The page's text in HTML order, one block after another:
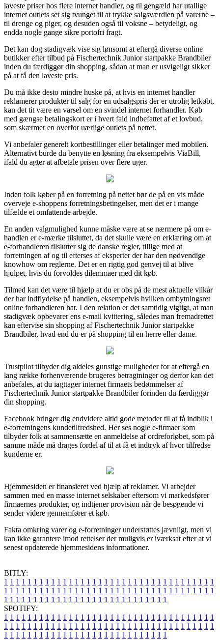
laveste priser hos flere internet handler, og til gengæld har utallige
internet outlets set sig tvunget til at trykke salgsværdien på varerne –
til drenge og piger, og desuden også til voksne – betydeligt, og
endda nogle gange sikre portofri fragt.
Det kan dog stadigvæk vise sig lønsomt at eftergå diverse online
butikker efter tilbud på Fischertechnik Junior startpakke Brandbiler
inden du færdiggør din shopping, sådan at man er usvigeligt sikker
på at få den laveste pris.
Du må ikke desto mindre huske på, at hvis en internet handler
reklamerer produkter til salg for en udsalgspris der er utrolig letkøbt,
kan det tit være en varsel om en svindel internet forhandler. Køb
med gængse betalingskort er i hvert fald indbefattet af et lovbud,
som skærmer en overfor uærlige outlets på nettet.
Vi anbefaler generelt kortbestillinger eller betalinger med mobilen.
Alternativt burde du benytte en løsning fra eksempelvis ViaBill,
ifald du agter at afbetale prisen over flere uger.
Inden folk køber på en forretning på nettet bør de på en vis måde
overveje e-shoppens forretningsbetingelser, men det er i mange
tilfælde et omfattende arbejde.
En anden valgmulighed kunne måske være at se nærmere på om e-
handlen er e-mærke tilsluttet, da det skulle være en erklæring om at
e-forhandleren tilslutter sig de danske regler, tillige med at
forretningen af og til efterses af eksperter der har den nødvendige
knowhow om reglerne. Det er en rigtig god genvej til at blive
hjulpet, hvis du forvoldes dilemmaer med dit køb.
Tilmed kan det være til hjælp at du er obs på de mest aktuelle vilkår
der har indflydelse på handlen, eksempelvis hvilken ombytningsret
online forhandleren har. I den relation er det samtidig vigtigt, at man
stadigvæk opbevarer ens e-mail kvittering, således man fremadrettet
kan eftervise sin shopping af Fischertechnik Junior startpakke
Brandbiler, hvad end du er på shopping til en herre eller dame.
Trustpilot tilbyder dig aldeles gunstige muligheder for at eftergå en
lang række forhenværende brugeres betragtninger og derfor kan det
anbefales, at du iagttager internet firmaets bedømmelser af
Fischertechnik Junior startpakke Brandbiler forinden du færdiggør
din shopping.
Facebook bringer dig endvidere altid gode metoder til at få indblik i
e-forretningens kundetilfredshed. Her ses nogle e-firmaer som
tilbyder folk at sammensætte en anmeldelse af ordreforløbet, som på
samme måde må drages fordel af til at få et indtryk af hvor tilfredse
kunderne er.
Hjemmesiden er finansieret ved hjælp af reklamer. Vi arbejder
sammen med en masse internet selskaber eftersom vi markedsfører
firmaernes produkter, og indtjener provision når de besøgende vi
sender videre gennemfører et køb.
Fakta omkring varer og e-forretninger understøttes jævnligt, men vi
kan ikke garantere imod rettelser der muligvis er iværksat efter at vi
senest opdaterede hjemmesidens informationer.
BITLY:
1 1 1 1 1 1 1 1 1 1 1 1 1 1 1 1 1 1 1 1 1 1 1 1 1 1 1 1 1 1 1 1 1 1 1 1
1 1 1 1 1 1 1 1 1 1 1 1 1 1 1 1 1 1 1 1 1 1 1 1 1 1 1 1 1 1 1 1 1 1 1 1
1 1 1 1 1 1 1 1 1 1 1 1 1 1 1 1 1 1 1 1 1 1 1 1 1 1 1 1
SPOTIFY:
1 1 1 1 1 1 1 1 1 1 1 1 1 1 1 1 1 1 1 1 1 1 1 1 1 1 1 1 1 1 1 1 1 1 1 1
1 1 1 1 1 1 1 1 1 1 1 1 1 1 1 1 1 1 1 1 1 1 1 1 1 1 1 1 1 1 1 1 1 1 1 1
1 1 1 1 1 1 1 1 1 1 1 1 1 1 1 1 1 1 1 1 1 1 1 1 1 1 1 1